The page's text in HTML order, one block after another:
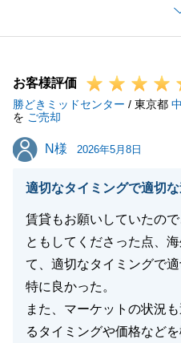
また、賃貸の際から引き
不動産は人生の大きな思
す。
Ｔ様が抱かれる思い入れ
にお引き渡しの日を迎え
今後も、不動産に関する
らしの中で何かお困り事
とでも構いませんのでぜ
い。
Ｔ様のこれからの新生活
りますよう心よりお祈り
今後とも末永いお付き合
お客様評価
勝どきミッドセンター / 東京都
を ご売却
N様
N様 2026年5月8日
適切なタイミングで適切
賃貸もお願いしていたの
ともしてくださった点、
て、適切なタイミングで
特に良かった。
また、マーケットの状況
るタイミングや価格などを